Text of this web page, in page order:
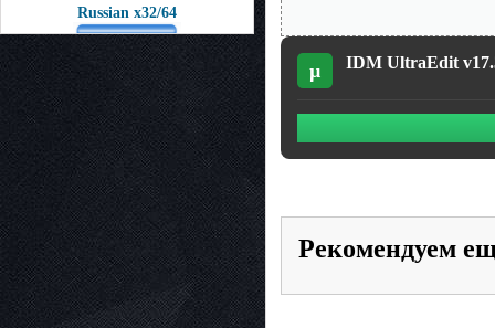
Russian x32/64
µ IDM UltraEdit
Рекомендуем